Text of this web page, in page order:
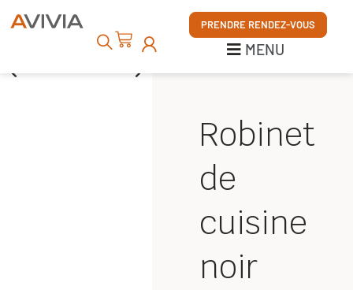
PRENDRE RENDEZ-VOUS
MENU
MENU
Robinet
de
cuisine
noir